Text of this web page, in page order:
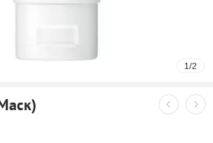
1/2